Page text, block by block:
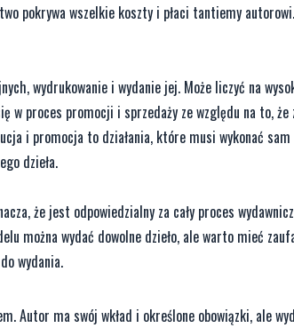
pokrywa wszelkie koszty i płaci tantiemy
wydrukowanie i wydanie jej. Może liczyć na
w proces promocji i sprzedaży ze względu na to, że
i promocja to działania, które musi wykonać
dzieła.
że jest odpowiedzialny za cały proces
można wydać dowolne dzieło, ale warto mieć
wydania.
Autor ma swój wkład i określone obowiązki, ale